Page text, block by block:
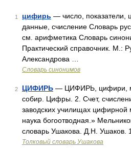
1 цифирь — число, показатели,
данные, счисление Словарь
см. арифметика Словарь
Практический справочник. М.:
Александрова …
Словарь синонимов
2 ЦИФИРЬ — ЦИФИРЬ, цифири,
собир. Цифры. 2. Счет,
заводских училищах цифирной
наука богоотводная.»
словарь Ушакова. Д.Н. Ушаков.
Толковый словарь Ушакова